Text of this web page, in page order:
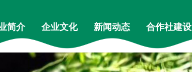
简介 企业文化 新闻动态 合作社建设